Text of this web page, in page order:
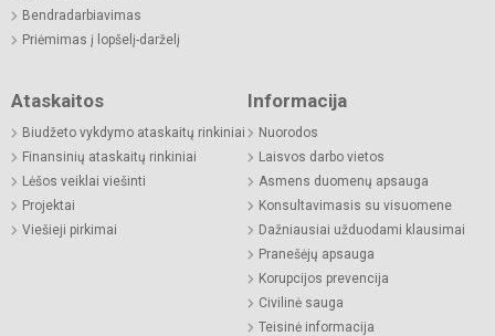
Bendradarbiavimas
Priėmimas į lopšelį-darželį
Ataskaitos
Biudžeto vykdymo ataskaitų rinkiniai
Finansinių ataskaitų rinkiniai
Lėšos veiklai viešinti
Projektai
Viešieji pirkimai
Informacija
Nuorodos
Laisvos darbo vietos
Asmens duomenų apsauga
Konsultavimasis su visuomene
Dažniausiai užduodami klausimai
Pranešėjų apsauga
Korupcijos prevencija
Civilinė sauga
Teisinė informacija